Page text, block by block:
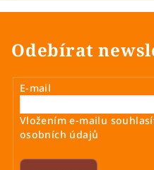
Odebírat
E-mail
Vložením e-mailu
osobních údajů